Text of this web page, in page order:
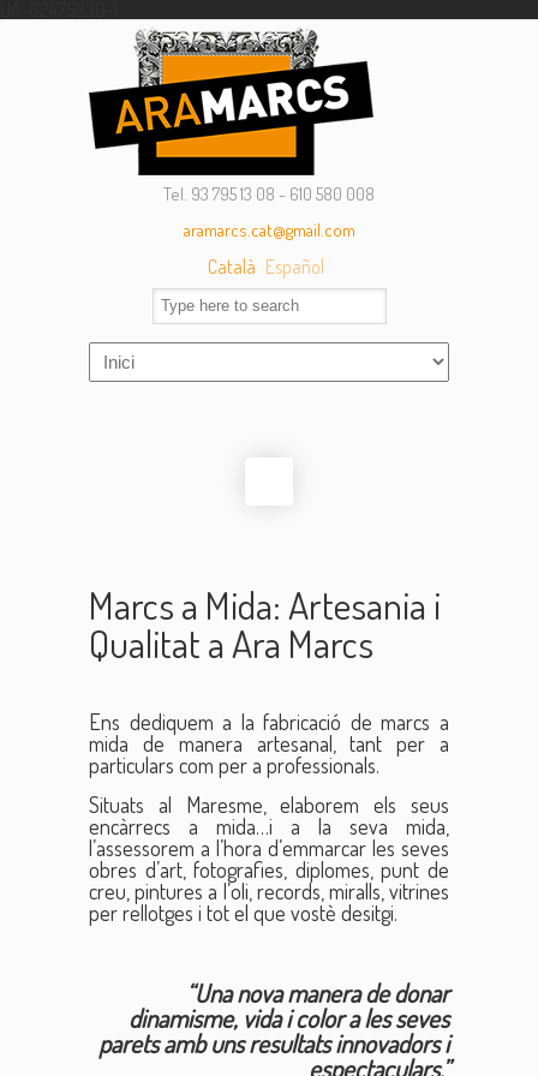
Tel. 93 795 13 08 - 610 580 008
aramarcs.cat@gmail.com
Català Español
Marcs a Mida: Artesania i
Qualitat a Ara Marcs
Ens dediquem a la fabricació de marcs a
mida de manera artesanal, tant per a
particulars com per a professionals.
Situats al Maresme, elaborem els seus
encàrrecs a mida…i a la seva mida,
l’assessorem a l’hora d’emmarcar les seves
obres d’art, fotografies, diplomes, punt de
creu, pintures a l’oli, records, miralls, vitrines
per rellotges i tot el que vostè desitgi.
“Una nova manera de donar
dinamisme, vida i color a les seves
parets amb uns resultats innovadors i
espectaculars.”